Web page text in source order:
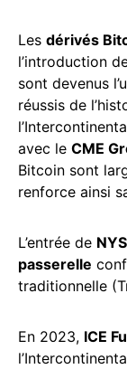
Les dérivés
l’introduction
sont devenus
réussis de
avec le CME
Bitcoin sont
renforce ainsi
L’entrée de
passerelle
traditionnelle
En 2023, ICE